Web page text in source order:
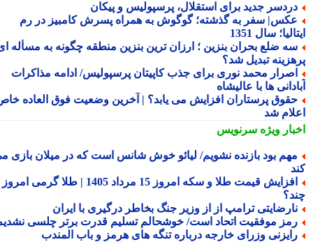
جدید برای استقلال، پرسپولیس و پیکان
سفر به گذشته؛ گوگوش به همراه پسرش کامبیز در رم
سال 1351
ضلع بحران بنزین ؛ ارزان ترین بنزین منطقه چگونه به مسأله ای
تبدیل شد؟
محمد نوری برای جذب کاپیتان پرسپولیس/ ادامه مذاکرات
ها با عالیشاه
پرستاران افزایش می یابد؟ | آخرین وضعیت فوق العاده خاص
شد
ویژهسرنویس
بود بازنده نشویم/ لیائو خوش شانس است که در میلان بازی می
افزایش قیمت طلا و سکه امروز 15 مرداد 1405 | طلا گرمی امروز
ترامپ از از وزیر جنگ بخاطر درگیری با ایران
موفقیت اتحاد است/ خوشحالم تسلیم قدرت برتر چلسی نشدیم!
وزرای خارجه درباره تنگه های هرمز و باب المندب